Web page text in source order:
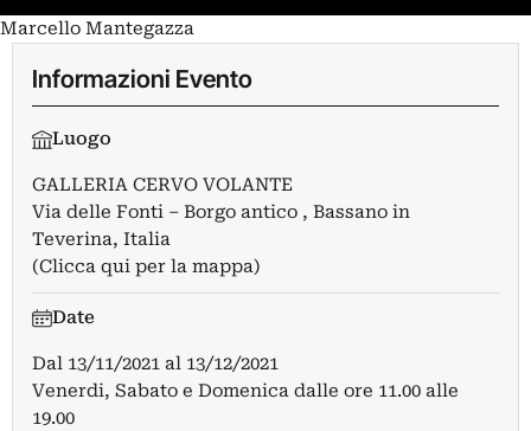
Marcello Mantegazza
Informazioni Evento
Luogo
GALLERIA CERVO VOLANTE
Via delle Fonti – Borgo antico , Bassano in
Teverina, Italia
(Clicca qui per la mappa)
Date
Dal 13/11/2021 al 13/12/2021
Venerdi, Sabato e Domenica dalle ore 11.00 alle
19.00